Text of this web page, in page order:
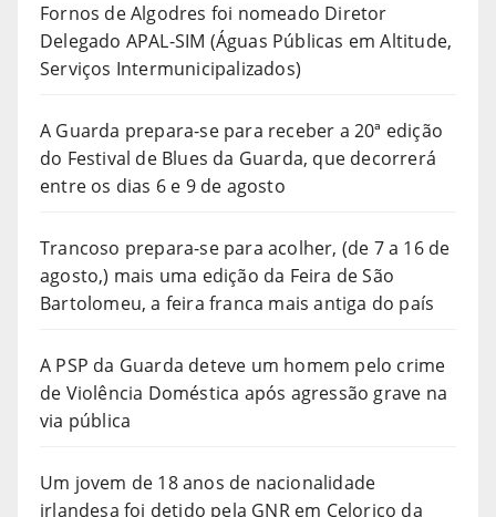
Fornos de Algodres foi nomeado Diretor
Delegado APAL-SIM (Águas Públicas em Altitude,
Serviços Intermunicipalizados)
A Guarda prepara-se para receber a 20ª edição
do Festival de Blues da Guarda, que decorrerá
entre os dias 6 e 9 de agosto
Trancoso prepara-se para acolher, (de 7 a 16 de
agosto,) mais uma edição da Feira de São
Bartolomeu, a feira franca mais antiga do país
A PSP da Guarda deteve um homem pelo crime
de Violência Doméstica após agressão grave na
via pública
Um jovem de 18 anos de nacionalidade
irlandesa foi detido pela GNR em Celorico da